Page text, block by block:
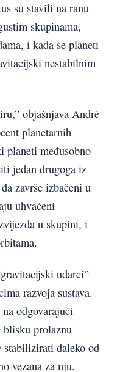
su stavili na ranu
skupinama,
i kada se planeti
nestabilnim
objašnjava André
planetarnih
planeti međusobno
jedan drugoga iz
završe izbačeni u
uhvaćeni
u skupini, i
udarci”
razvoja sustava.
odgovarajući
prolaznu
stabilizirati daleko od
vezana za nju.